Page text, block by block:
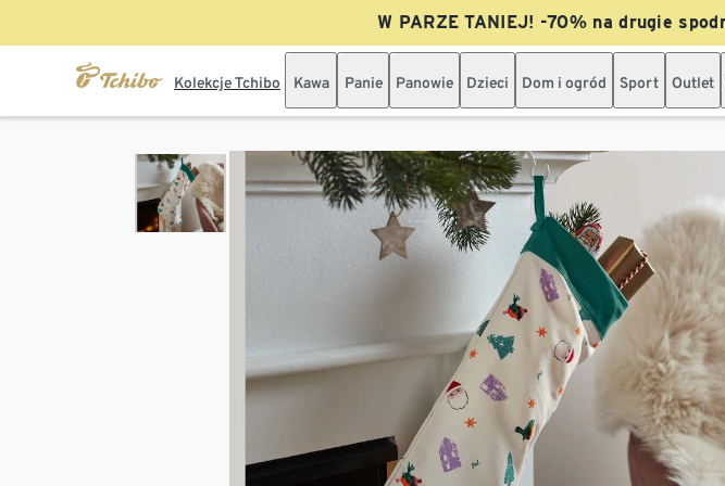
W PARZE TANIEJ! -70% na drugie
Kolekcje Tchibo Kawa Panie Panowie Dzieci Dom i ogród Sport Outlet